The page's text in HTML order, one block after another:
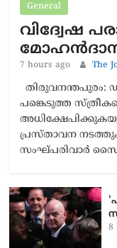
General
വിദ്വേഷ
7 hours ago The
തിരുവനന്തപുരം:
പങ്കെടുത്ത
പ്രസ്താവന
സംഘ്പരിവാര്‍
8